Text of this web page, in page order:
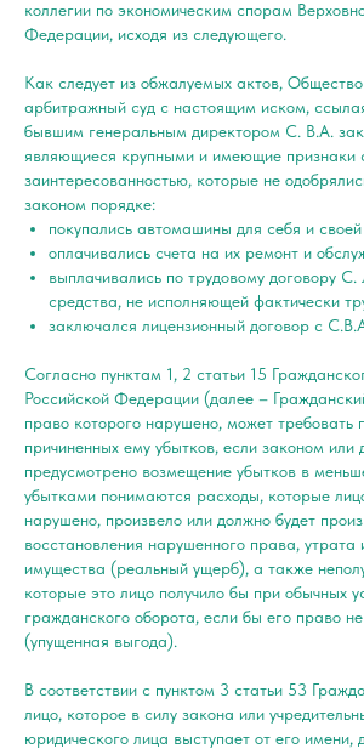
коллегии по экономическим спорам
Федерации, исходя из следующего.
Как следует из обжалуемых актов,
арбитражный суд с настоящим иском,
бывшим генеральным директором С. В.А.
являющиеся крупными и имеющие признаки
заинтересованностью, которые не
законом порядке:
покупались автомашины для себя и
оплачивались счета на их ремонт и
выплачивались по трудовому договору
средства, не исполняющей фактически
заключался лицензионный договор с
Согласно пунктам 1, 2 статьи 15
Российской Федерации (далее –
право которого нарушено, может требовать
причиненных ему убытков, если законом или
предусмотрено возмещение убытков в
убытками понимаются расходы, которые
нарушено, произвело или должно будет
восстановления нарушенного права, утрата
имущества (реальный ущерб), а также
которые это лицо получило бы при обычных
гражданского оборота, если бы его право
(упущенная выгода).
В соответствии с пунктом 3 статьи 53
лицо, которое в силу закона или
юридического лица выступает от его имени,